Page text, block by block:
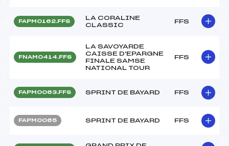
FAPM0162.FFS
LA CORALINE
CLASSIC
FFS
FNAM0414.FFS
LA SAVOYARDE
CAISSE D'EPARGNE
FINALE SAMSE
NATIONAL TOUR
FFS
FAPM0063.FFS SPRINT DE BAYARD FFS
FAPM0065 SPRINT DE BAYARD FFS